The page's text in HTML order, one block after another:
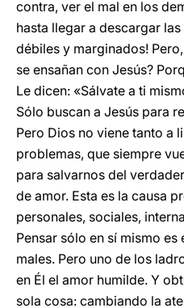
contra, ver el mal en los
hasta llegar a descargar
débiles y marginados!
se ensañan con Jesús?
Le dicen: «Sálvate a ti
Sólo buscan a Jesús para
Pero Dios no viene tanto a
problemas, que siempre
para salvarnos del
de amor. Esta es la causa
personales, sociales,
Pensar sólo en sí mismo
males. Pero uno de los
en Él el amor humilde. Y
sola cosa: cambiando la